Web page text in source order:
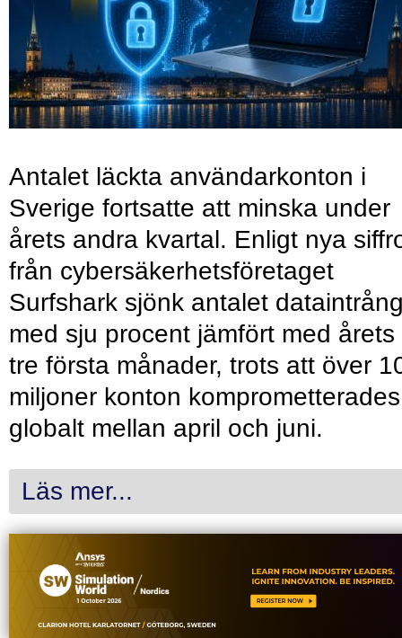
Antalet läckta användarkonton i
Sverige fortsatte att minska under
årets andra kvartal. Enligt nya
från cybersäkerhetsföretaget
Surfshark sjönk antalet
med sju procent jämfört med årets
tre första månader, trots att över
miljoner konton komprometterades
globalt mellan april och juni.
Läs mer...